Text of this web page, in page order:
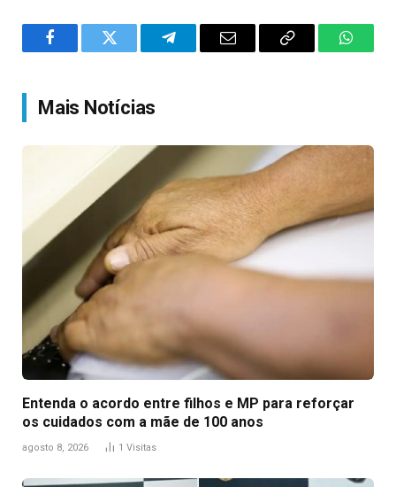
FacebookTwitter TelegramEmail
Copy
Mais Notícias
Entenda o acordo entre filhos e MP para reforçar
os cuidados com a mãe de 100 anos
agosto 8, 2026 1 Visitas